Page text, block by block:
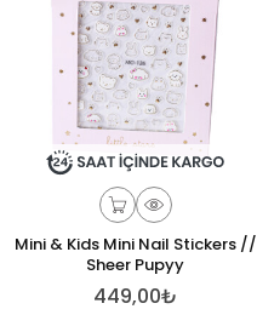
Mini & Kids Mini Nail Stickers //
Sheer Pupyy
449,00₺